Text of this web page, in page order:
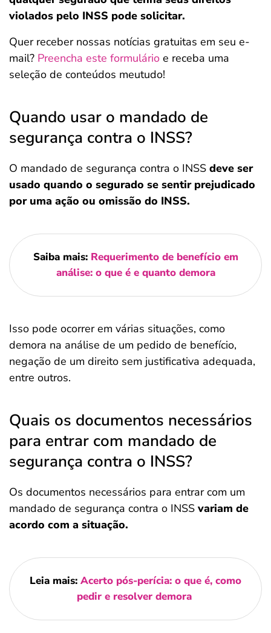
violados pelo INSS pode solicitar.
Quer receber nossas notícias gratuitas em seu e-
mail? Preencha este formulário e receba uma
seleção de conteúdos meutudo!
Quando usar o mandado de
segurança contra o INSS?
O mandado de segurança contra o INSS deve ser
usado quando o segurado se sentir prejudicado
por uma ação ou omissão do INSS.
Saiba mais: Requerimento de benefício em
análise: o que é e quanto demora
Isso pode ocorrer em várias situações, como
demora na análise de um pedido de benefício,
negação de um direito sem justificativa adequada,
entre outros.
Quais os documentos necessários
para entrar com mandado de
segurança contra o INSS?
Os documentos necessários para entrar com um
mandado de segurança contra o INSS variam de
acordo com a situação.
Leia mais: Acerto pós-perícia: o que é, como
pedir e resolver demora